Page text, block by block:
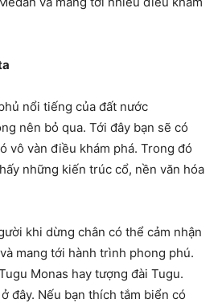
nổi tiếng của đất nước
nên bỏ qua. Tới đây bạn sẽ có
vô vàn điều khám phá. Trong đó
những kiến trúc cổ, nền văn hóa
khi dừng chân có thể cảm nhận
mang tới hành trình phong phú.
Monas hay tượng đài Tugu.
đây. Nếu bạn thích tắm biển có